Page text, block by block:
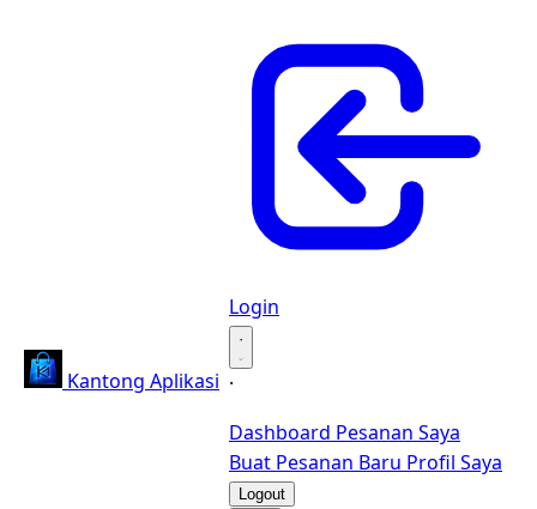
Kantong Aplikasi
Login
·
·
Dashboard Pesanan Saya
Buat Pesanan Baru Profil Saya
Logout